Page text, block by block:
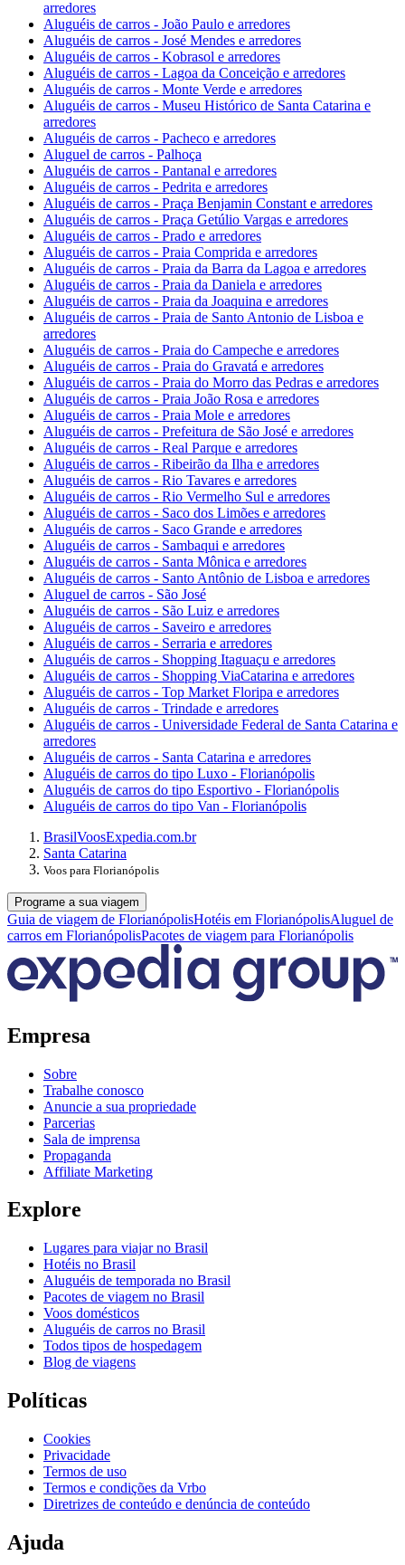
arredores
Aluguéis de carros - João Paulo e arredores
Aluguéis de carros - José Mendes e arredores
Aluguéis de carros - Kobrasol e arredores
Aluguéis de carros - Lagoa da Conceição e arredores
Aluguéis de carros - Monte Verde e arredores
Aluguéis de carros - Museu Histórico de Santa Catarina e
arredores
Aluguéis de carros - Pacheco e arredores
Aluguel de carros - Palhoça
Aluguéis de carros - Pantanal e arredores
Aluguéis de carros - Pedrita e arredores
Aluguéis de carros - Praça Benjamin Constant e arredores
Aluguéis de carros - Praça Getúlio Vargas e arredores
Aluguéis de carros - Prado e arredores
Aluguéis de carros - Praia Comprida e arredores
Aluguéis de carros - Praia da Barra da Lagoa e arredores
Aluguéis de carros - Praia da Daniela e arredores
Aluguéis de carros - Praia da Joaquina e arredores
Aluguéis de carros - Praia de Santo Antonio de Lisboa e
arredores
Aluguéis de carros - Praia do Campeche e arredores
Aluguéis de carros - Praia do Gravatá e arredores
Aluguéis de carros - Praia do Morro das Pedras e arredores
Aluguéis de carros - Praia João Rosa e arredores
Aluguéis de carros - Praia Mole e arredores
Aluguéis de carros - Prefeitura de São José e arredores
Aluguéis de carros - Real Parque e arredores
Aluguéis de carros - Ribeirão da Ilha e arredores
Aluguéis de carros - Rio Tavares e arredores
Aluguéis de carros - Rio Vermelho Sul e arredores
Aluguéis de carros - Saco dos Limões e arredores
Aluguéis de carros - Saco Grande e arredores
Aluguéis de carros - Sambaqui e arredores
Aluguéis de carros - Santa Mônica e arredores
Aluguéis de carros - Santo Antônio de Lisboa e arredores
Aluguel de carros - São José
Aluguéis de carros - São Luiz e arredores
Aluguéis de carros - Saveiro e arredores
Aluguéis de carros - Serraria e arredores
Aluguéis de carros - Shopping Itaguaçu e arredores
Aluguéis de carros - Shopping ViaCatarina e arredores
Aluguéis de carros - Top Market Floripa e arredores
Aluguéis de carros - Trindade e arredores
Aluguéis de carros - Universidade Federal de Santa Catarina e
arredores
Aluguéis de carros - Santa Catarina e arredores
Aluguéis de carros do tipo Luxo - Florianópolis
Aluguéis de carros do tipo Esportivo - Florianópolis
Aluguéis de carros do tipo Van - Florianópolis
BrasilVoosExpedia.com.br
Santa Catarina
Voos para Florianópolis
Programe a sua viagem
Guia de viagem de FlorianópolisHotéis em FlorianópolisAluguel de
carros em FlorianópolisPacotes de viagem para Florianópolis
Empresa
Sobre
Trabalhe conosco
Anuncie a sua propriedade
Parcerias
Sala de imprensa
Propaganda
Affiliate Marketing
Explore
Lugares para viajar no Brasil
Hotéis no Brasil
Aluguéis de temporada no Brasil
Pacotes de viagem no Brasil
Voos domésticos
Aluguéis de carros no Brasil
Todos tipos de hospedagem
Blog de viagens
Políticas
Cookies
Privacidade
Termos de uso
Termos e condições da Vrbo
Diretrizes de conteúdo e denúncia de conteúdo
Ajuda